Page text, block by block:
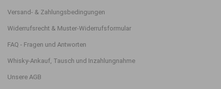
Versand- & Zahlungsbedingungen
Widerrufsrecht & Muster-Widerrufsformular
FAQ - Fragen und Antworten
Whisky-Ankauf, Tausch und Inzahlungnahme
Unsere AGB